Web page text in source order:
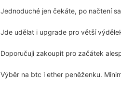
Jednoduché jen čekáte, po načtení
Jde udělat i upgrade pro větší
Doporučuji zakoupit pro začátek
Výběr na btc i ether peněženku.